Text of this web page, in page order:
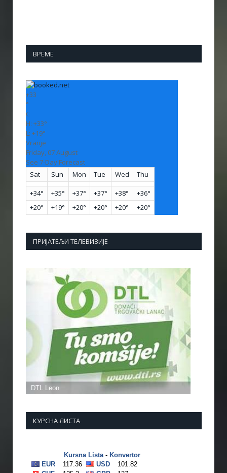
ВРЕМЕ
+33
°
C
H: +33°
L: +19°
Vranje
Friday, 07 August
See 7-Day Forecast
Sat
Sun Mon Tue Wed Thu
+34° +35° +37° +37° +38° +36°
+20° +19° +20° +20° +20° +20°
ПРИЈАТЕЉИ ТЕЛЕВИЗИЈЕ
КУРСНА ЛИСТА